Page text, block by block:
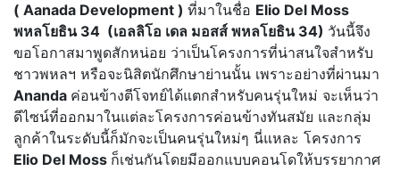
( Aanada Development ) ที่มาในชื่อ Elio Del Moss
พหลโยธิน 34 (เอลลิโอ เดล มอสส์ พหลโยธิน 34) วันนี้จึง
ขอโอกาสมาพูดสักหน่อย ว่าเป็นโครงการที่น่าสนใจสำหรับ
ชาวพหลฯ หรือจะนิสิตนักศึกษาย่านนั้น เพราะอย่างที่ผ่านมา
Ananda ค่อนข้างตีโจทย์ได้แตกสำหรับคนรุ่นใหม่ จะเห็นว่า
ดีไซน์ที่ออกมาในแต่ละโครงการค่อนข้างทันสมัย และกลุ่ม
ลูกค้าในระดับนี้ก็มักจะเป็นคนรุ่นใหม่ๆ นี่แหละ โครงการ
Elio Del Moss ก็เช่นกันโดยมีออกแบบคอนโดให้บรรยากาศ